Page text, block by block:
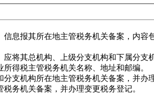
息报其所在地主管税务机关备案，内容
将其总机构、上级分支机构和下属分
得税主管税务机关名称、地址和邮编。
支机构所在地主管税务机关备案，并办
务机关备案，并办理变更税务登记。